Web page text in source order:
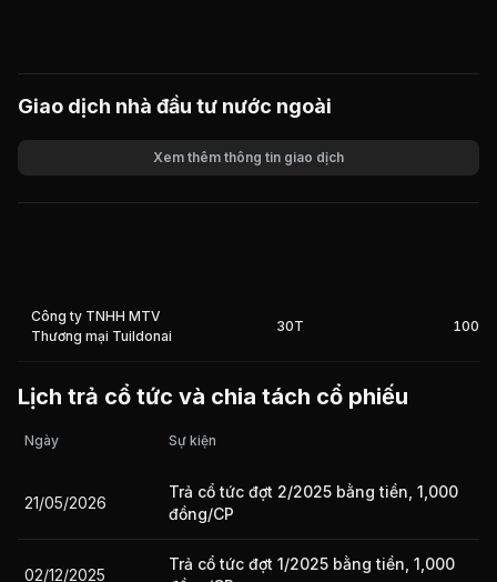
Giao dịch nhà đầu tư nước ngoài
Giá trị giao dịch nhà đầu tư nước ngoài 10 phiên gần nhất
Xem thêm thông tin giao dịch
Công ty TNHH MTV
Thương mại Tuildonai
30T 100%
Lịch trả cổ tức và chia tách cổ phiếu
Ngày Sự kiện
21/05/2026
Trả cổ tức đợt 2/2025 bằng tiền, 1,000
đồng/CP
02/12/2025
Trả cổ tức đợt 1/2025 bằng tiền, 1,000